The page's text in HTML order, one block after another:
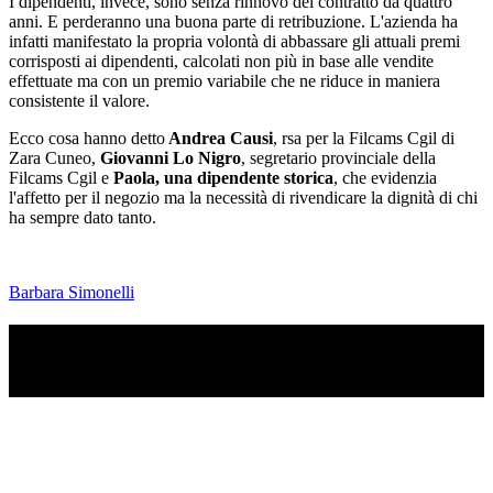
anni. E perderanno una buona parte di retribuzione. L'azienda ha
infatti manifestato la propria volontà di abbassare gli attuali premi
corrisposti ai dipendenti, calcolati non più in base alle vendite
effettuate ma con un premio variabile che ne riduce in maniera
consistente il valore.
Ecco cosa hanno detto Andrea Causi, rsa per la Filcams Cgil di
Zara Cuneo, Giovanni Lo Nigro, segretario provinciale della
Filcams Cgil e Paola, una dipendente storica, che evidenzia
l'affetto per il negozio ma la necessità di rivendicare la dignità di chi
ha sempre dato tanto.
Barbara Simonelli